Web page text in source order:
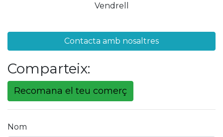
Vendrell
Contacta amb nosaltres
Comparteix:
Recomana el teu comerç
Nom